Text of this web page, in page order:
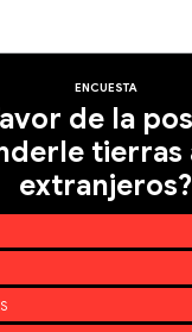
ENCUESTA
de la
tierras
extranjeros?